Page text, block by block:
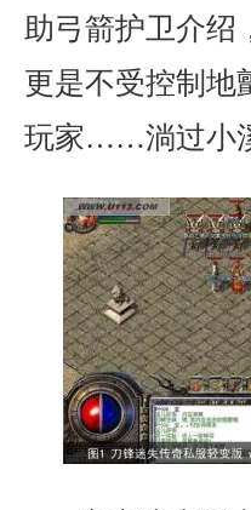
助弓箭护卫介绍
更是不受控制地
玩家……淌过小